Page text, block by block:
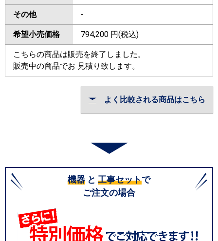
その他 -
希望小売価格 794,200 円(税込)
こちらの商品は販売を終了しました。
販売中の商品でお 見積り致します。
よく比較される商品はこちら
機器 と 工事セットで
ご注文の場合